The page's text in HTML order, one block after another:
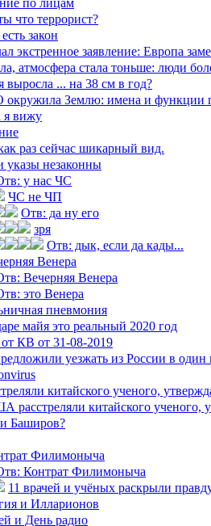
по лицам
что террорист?
закон
экстренное заявление: Европа
атмосфера стала тоньше: люди
выросла ... на 38 см в год?
Землю: имена и функции
я вижу
раз сейчас шикарный вид.
указы незаконны
у нас ЧС
ЧС не ЧП
Отв: да ну его
зря
Отв: дык, если да кады...
Венера
Вечерняя Венера
это Венера
пневмония
майя это реальный 2020 год
КВ от 31-08-2019
уезжать из России в один
китайского ученого,
расстреляли китайского ученого,
Баширов?
Филимоныча
Контрат Филимоныча
11 врачей и учёных раскрыли
и Илларионов
и День радио